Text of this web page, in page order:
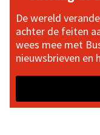
De wereld
achter de feiten
wees mee met
nieuwsbrieven en